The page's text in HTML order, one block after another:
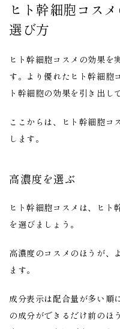
ヒト幹細胞コス
選び方
ヒト幹細胞コスメの効果を
す。より優れたヒト幹細胞
ト幹細胞の効果を引き出し
ここからは、ヒト幹細胞コ
します。
高濃度を選ぶ
ヒト幹細胞コスメは、ヒト
を選びましょう。
高濃度のコスメのほうが、
ます。
成分表示は配合量が多い順
の成分ができるだけ前のほ